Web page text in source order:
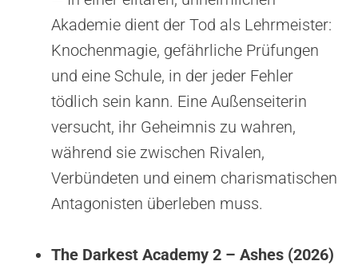
Akademie dient der Tod als Lehrmeister:
Knochenmagie, gefährliche Prüfungen
und eine Schule, in der jeder Fehler
tödlich sein kann. Eine Außenseiterin
versucht, ihr Geheimnis zu wahren,
während sie zwischen Rivalen,
Verbündeten und einem charismatischen
Antagonisten überleben muss.
The Darkest Academy 2 – Ashes (2026)